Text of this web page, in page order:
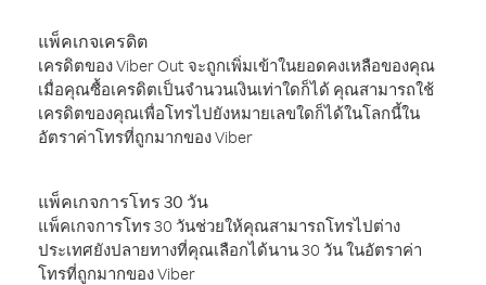
แพ็คเกจเครดิต
เครดิตของ Viber Out จะถูกเพิ่มเข้าในยอดคงเหลือของคุณ
เมื่อคุณซื้อเครดิตเป็นจำนวนเงินเท่าใดก็ได้ คุณสามารถใช้
เครดิตของคุณเพื่อโทรไปยังหมายเลขใดก็ได้ในโลกนี้ใน
อัตราค่าโทรที่ถูกมากของ Viber
แพ็คเกจการโทร 30 วัน
แพ็คเกจการโทร 30 วันช่วยให้คุณสามารถโทรไปต่าง
ประเทศยังปลายทางที่คุณเลือกได้นาน 30 วัน ในอัตราค่า
โทรที่ถูกมากของ Viber